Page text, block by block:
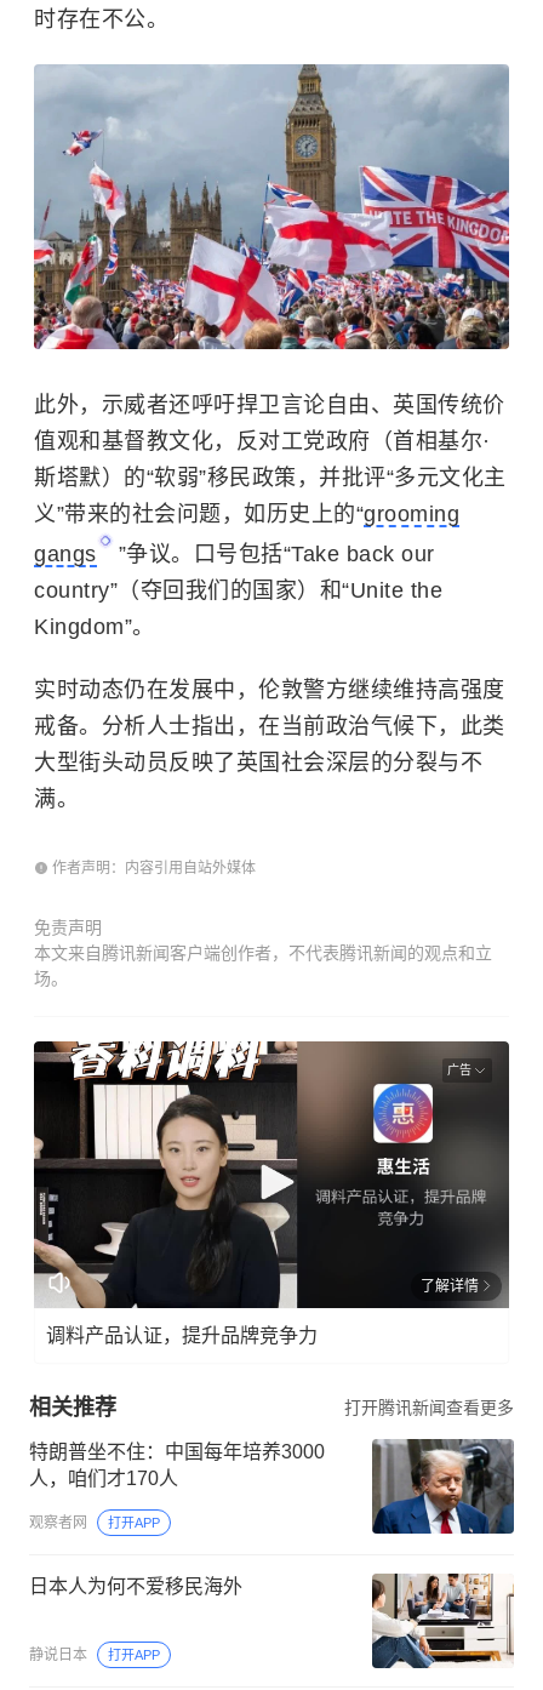
时存在不公。
此外，示威者还呼吁捍卫言论自由、英国传统价
值观和基督教文化，反对工党政府（首相基尔·
斯塔默）的“软弱”移民政策，并批评“多元文化主
义”带来的社会问题，如历史上的“grooming
gangs
”争议。口号包括“Take back our
country”（夺回我们的国家）和“Unite the
Kingdom”。
实时动态仍在发展中，伦敦警方继续维持高强度
戒备。分析人士指出，在当前政治气候下，此类
大型街头动员反映了英国社会深层的分裂与不
满。
作者声明：内容引用自站外媒体
免责声明
本文来自腾讯新闻客户端创作者，不代表腾讯新闻的观点和立
场。
广告
了解详情
调料产品认证，提升品牌竞争力
相关推荐 打开腾讯新闻查看更多
特朗普坐不住：中国每年培养3000
人，咱们才170人
观察者网 打开APP
日本人为何不爱移民海外
静说日本 打开APP